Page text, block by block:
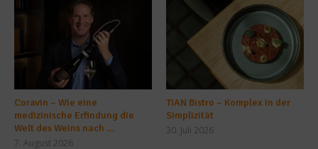
Coravin – Wie eine
medizinische Erfindung die
Welt des Weins nach ...
7. August 2026
TIAN Bistro – Komplex in der
Simplizität
30. Juli 2026